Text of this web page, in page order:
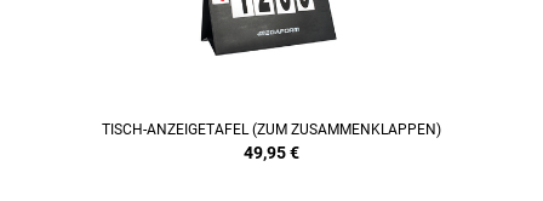
TISCH-ANZEIGETAFEL (ZUM ZUSAMMENKLAPPEN)
49,95€